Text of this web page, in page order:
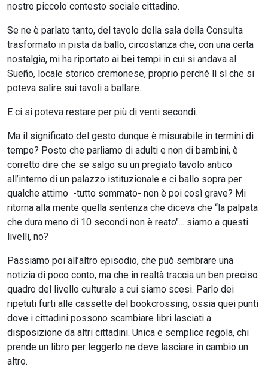
nostro piccolo contesto sociale cittadino.
Se ne è parlato tanto, del tavolo della sala della Consulta
trasformato in pista da ballo, circostanza che, con una certa
nostalgia, mi ha riportato ai bei tempi in cui si andava al
Sueño, locale storico cremonese, proprio perché lì sì che si
poteva salire sui tavoli a ballare.
E ci si poteva restare per più di venti secondi.
Ma il significato del gesto dunque è misurabile in termini di
tempo? Posto che parliamo di adulti e non di bambini, è
corretto dire che se salgo su un pregiato tavolo antico
all’interno di un palazzo istituzionale e ci ballo sopra per
qualche attimo -tutto sommato- non è poi così grave? Mi
ritorna alla mente quella sentenza che diceva che “la palpata
che dura meno di 10 secondi non è reato"... siamo a questi
livelli, no?
Passiamo poi all’altro episodio, che può sembrare una
notizia di poco conto, ma che in realtà traccia un ben preciso
quadro del livello culturale a cui siamo scesi. Parlo dei
ripetuti furti alle cassette del bookcrossing, ossia quei punti
dove i cittadini possono scambiare libri lasciati a
disposizione da altri cittadini. Unica e semplice regola, chi
prende un libro per leggerlo ne deve lasciare in cambio un
altro.